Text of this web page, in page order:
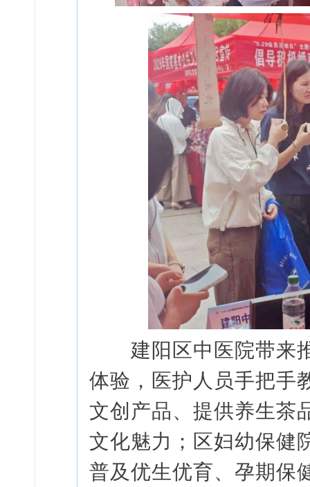
建阳区中医院带来推
体验，医护人员手把手
文创产品、提供养生茶
文化魅力；区妇幼保健
普及优生优育、孕期保